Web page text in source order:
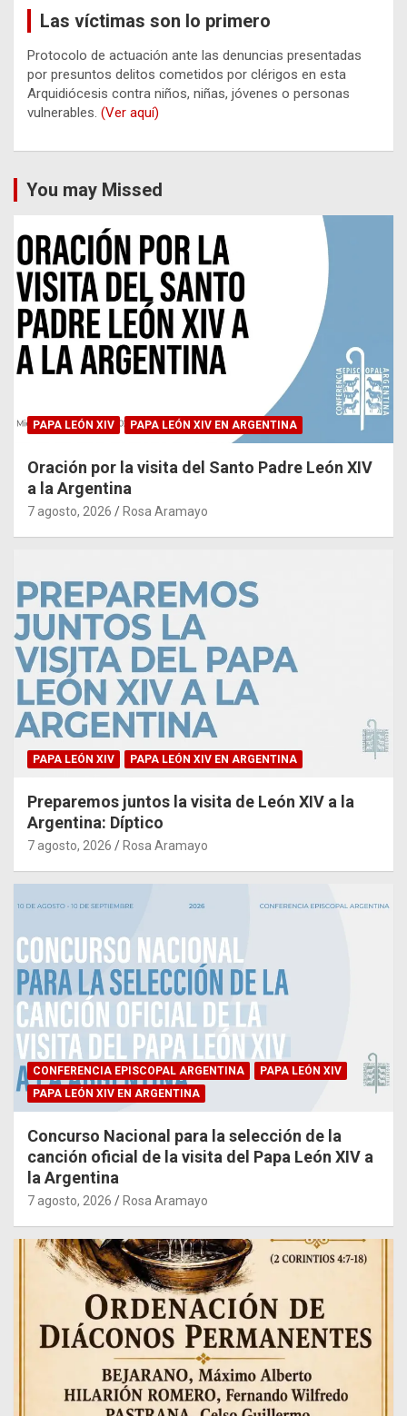
Las víctimas son lo primero
Protocolo de actuación ante las denuncias presentadas
por presuntos delitos cometidos por clérigos en esta
Arquidiócesis contra niños, niñas, jóvenes o personas
vulnerables. (Ver aquí)
You may Missed
PAPA LEÓN XIV PAPA LEÓN XIV EN ARGENTINA
Oración por la visita del Santo Padre León XIV
a la Argentina
7 agosto, 2026 Rosa Aramayo
PAPA LEÓN XIV PAPA LEÓN XIV EN ARGENTINA
Preparemos juntos la visita de León XIV a la
Argentina: Díptico
7 agosto, 2026 Rosa Aramayo
CONFERENCIA EPISCOPAL ARGENTINA
PAPA LEÓN XIV
PAPA LEÓN XIV EN ARGENTINA
Concurso Nacional para la selección de la
canción oficial de la visita del Papa León XIV a
la Argentina
7 agosto, 2026 Rosa Aramayo